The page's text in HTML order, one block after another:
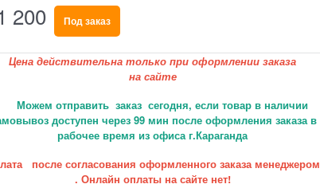
200 Под заказ
Цена действительна только при оформлении заказа
на сайте
Можем отправить заказ сегодня, если товар в наличии
доступен через 99 мин после оформления заказа в
рабочее время из офиса г.Караганда
после согласования оформленного заказа менеджером
. Онлайн оплаты на сайте нет!